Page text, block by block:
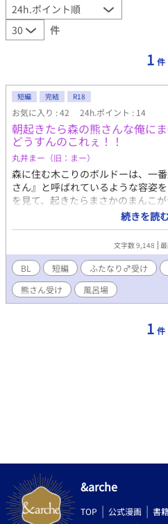
件
1 件
短編 完結 R18
お気に入り : 42 24h.ポイント : 14
朝起きたら森の熊さんな俺
どうすんのこれぇ！！
丸井まー（旧：まー）
森に住む木こりのボルドーは、一
さん』と呼ばれているような容姿
を見て、起きたらまさかのまんこ
にも男にも見向きもされない容姿
その日に旅の行商人であるエルマ
行商人✕熊さん木こり。 ※ふたな
ノベルズさんでも公開しておりま
続きを読
文字数 9,148
BL 短編 ふたなり♂受け
熊さん受け
風呂場
1 件
&arche
TOP 公式漫画 書